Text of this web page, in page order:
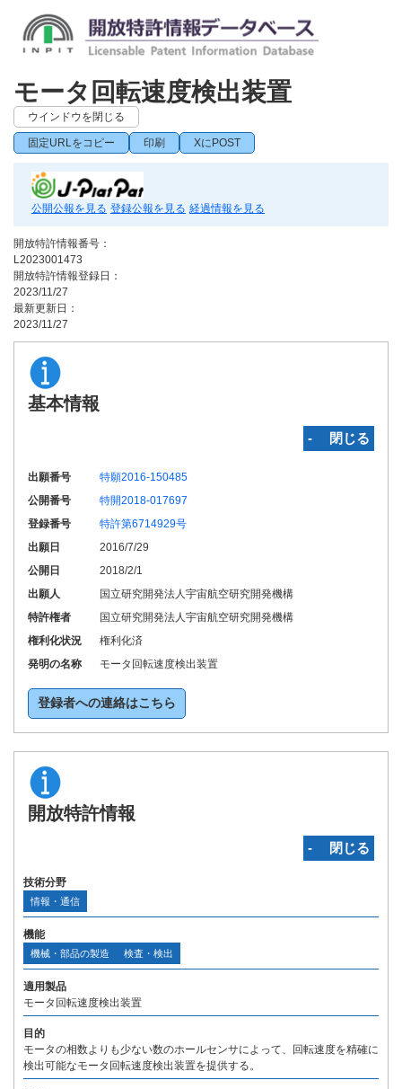
モータ回転速度検出装置
ウインドウを閉じる
固定URLをコピー 印刷 XにPOST
公開公報を見る 登録公報を見る 経過情報を見る
開放特許情報番号：
L2023001473
開放特許情報登録日：
2023/11/27
最新更新日：
2023/11/27
基本情報
‐ 閉じる
出願番号
特願2016-150485
公開番号
特開2018-017697
登録番号
特許第6714929号
出願日
2016/7/29
公開日
2018/2/1
出願人
国立研究開発法人宇宙航空研究開発機構
特許権者
国立研究開発法人宇宙航空研究開発機構
権利化状況
権利化済
発明の名称
モータ回転速度検出装置
登録者への連絡はこちら
開放特許情報
‐ 閉じる
技術分野
情報・通信
機能
機械・部品の製造 検査・検出
適用製品
モータ回転速度検出装置
目的
モータの相数よりも少ない数のホールセンサによって、回転速度を精確に
検出可能なモータ回転速度検出装置を提供する。